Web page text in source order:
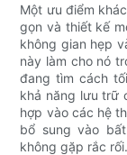
Một ưu điểm
gọn và thiết kế
không gian hẹp
này làm cho nó
đang tìm cách
khả năng lưu trữ
hợp vào các hệ
bổ sung vào
không gặp rắc rối.